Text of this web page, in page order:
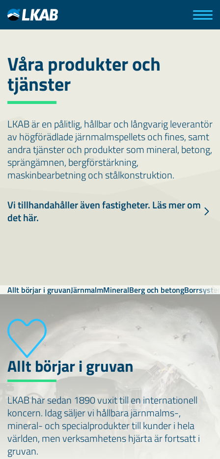
Våra produkter och
tjänster
LKAB är en pålitlig, hållbar och långvarig leverantör
av högförädlade järnmalmspellets och fines, samt
andra tjänster och produkter som mineral, betong,
sprängämnen, bergförstärkning,
maskinbearbetning och stålkonstruktion.
Vi tillhandahåller även fastigheter. Läs mer om
det här.
Allt börjar i gruvanJärnmalmMineralBerg och betong
Allt börjar i gruvan
LKAB har sedan 1890 vuxit till en internationell
koncern. Idag säljer vi hållbara järnmalms-,
mineral- och specialprodukter till kunder i hela
världen, men verksamhetens hjärta är fortsatt i
gruvan.